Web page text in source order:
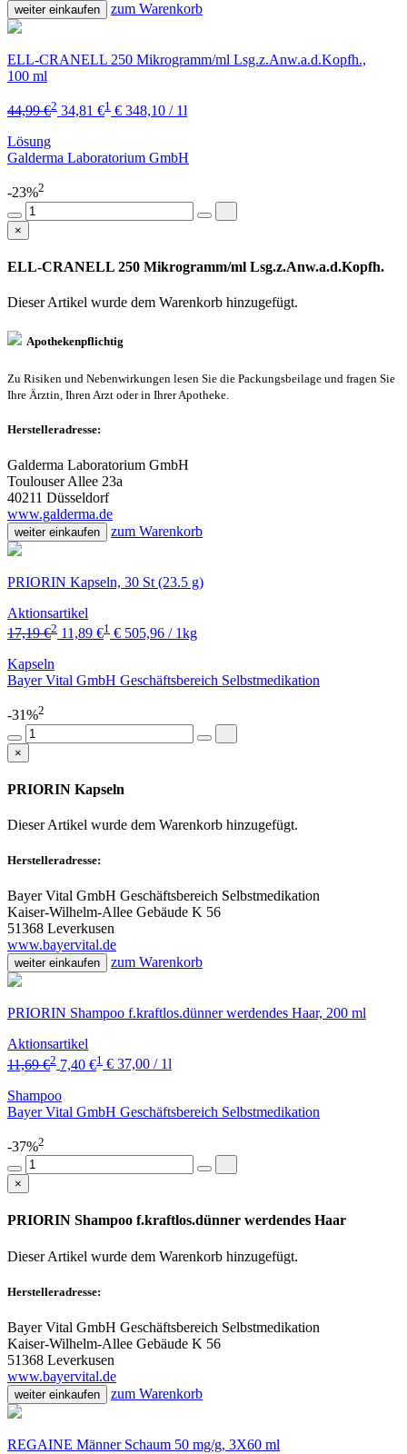
weiter einkaufen zum Warenkorb
ELL-CRANELL 250 Mikrogramm/ml Lsg.z.Anw.a.d.Kopfh.,
100 ml
44,99 €2 34,81 €1 € 348,10 / 1l
Lösung
Galderma Laboratorium GmbH
-23%2
×
ELL-CRANELL 250 Mikrogramm/ml Lsg.z.Anw.a.d.Kopfh.
Dieser Artikel wurde dem Warenkorb hinzugefügt.
Apothekenpflichtig
Zu Risiken und Nebenwirkungen lesen Sie die Packungsbeilage und fragen Sie
Ihre Ärztin, Ihren Arzt oder in Ihrer Apotheke.
Herstelleradresse:
Galderma Laboratorium GmbH
Toulouser Allee 23a
40211 Düsseldorf
www.galderma.de
weiter einkaufen zum Warenkorb
PRIORIN Kapseln, 30 St (23.5 g)
Aktionsartikel
17,19 €2 11,89 €1 € 505,96 / 1kg
Kapseln
Bayer Vital GmbH Geschäftsbereich Selbstmedikation
-31%2
×
PRIORIN Kapseln
Dieser Artikel wurde dem Warenkorb hinzugefügt.
Herstelleradresse:
Bayer Vital GmbH Geschäftsbereich Selbstmedikation
Kaiser-Wilhelm-Allee Gebäude K 56
51368 Leverkusen
www.bayervital.de
weiter einkaufen zum Warenkorb
PRIORIN Shampoo f.kraftlos.dünner werdendes Haar, 200 ml
Aktionsartikel
11,69 €2 7,40 €1 € 37,00 / 1l
Shampoo
Bayer Vital GmbH Geschäftsbereich Selbstmedikation
-37%2
×
PRIORIN Shampoo f.kraftlos.dünner werdendes Haar
Dieser Artikel wurde dem Warenkorb hinzugefügt.
Herstelleradresse:
Bayer Vital GmbH Geschäftsbereich Selbstmedikation
Kaiser-Wilhelm-Allee Gebäude K 56
51368 Leverkusen
www.bayervital.de
weiter einkaufen zum Warenkorb
REGAINE Männer Schaum 50 mg/g, 3X60 ml